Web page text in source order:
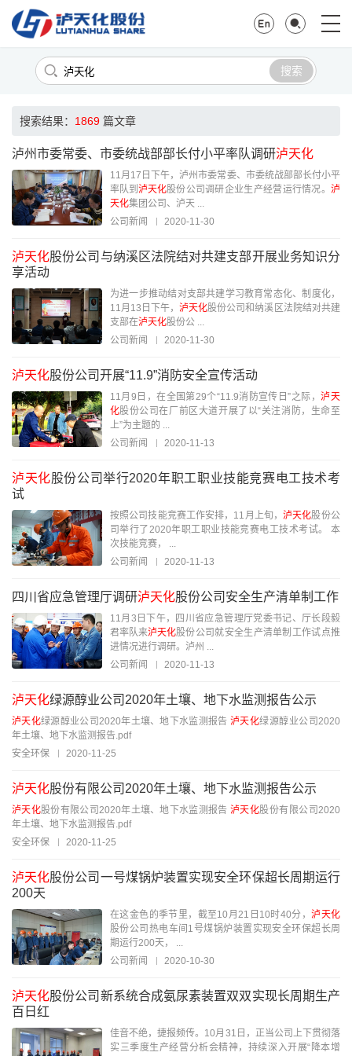
搜索
搜索结果： 1869 篇文章
泸州市委常委、市委统战部部长付小平率队调研泸天化
11月17日下午，泸州市委常委、市委统战部部长付小平
率队到 泸天化股份公司调研企业生产经营运行情况。 泸
天化集团公司、泸天 ...
公司新闻
2020-11-30
泸天化股份公司与纳溪区法院结对共建支部开展业务知识分
享活动
为进一步推动结对支部共建学习教育常态化、制度化，
11月13日下午， 泸天化股份公司和纳溪区法院结对共建
支部在泸天化股份公 ...
公司新闻
2020-11-30
泸天化股份公司开展“11.9”消防安全宣传活动
11月9日，在全国第29个“11.9消防宣传日”之际， 泸天
化股份公司在厂前区大道开展了以“关注消防，生命至
上”为主题的 ...
公司新闻
2020-11-13
泸天化股份公司举行2020年职工职业技能竞赛电工技术考
试
按照公司技能竞赛工作安排，11月上旬， 泸天化股份公
司举行了2020年职工职业技能竞赛电工技术考试。 本
次技能竞赛， ...
公司新闻
2020-11-13
四川省应急管理厅调研泸天化股份公司安全生产清单制工作
11月3日下午，四川省应急管理厅党委书记、厅长段毅
君率队来泸天化股份公司就安全生产清单制工作试点推
进情况进行调研。泸州 ...
公司新闻
2020-11-13
泸天化绿源醇业公司2020年土壤、地下水监测报告公示
泸天化绿源醇业公司2020年土壤、地下水监测报告 泸天化绿源醇业公司2020
年土壤、地下水监测报告.pdf
安全环保
2020-11-25
泸天化股份有限公司2020年土壤、地下水监测报告公示
泸天化股份有限公司2020年土壤、地下水监测报告 泸天化股份有限公司2020
年土壤、地下水监测报告.pdf
安全环保
2020-11-25
泸天化股份公司一号煤锅炉装置实现安全环保超长周期运行
200天
在这金色的季节里，截至10月21日10时40分， 泸天化
股份公司热电车间1号煤锅炉装置实现安全环保超长周
期运行200天， ...
公司新闻
2020-10-30
泸天化股份公司新系统合成氨尿素装置双双实现长周期生产
百日红
佳音不绝，捷报频传。10月31日，正当公司上下贯彻落
实三季度生产经营分析会精神，持续深入开展“降本增